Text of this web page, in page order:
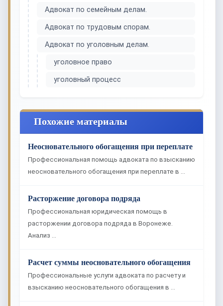
Адвокат по семейным делам.
Адвокат по трудовым спорам.
Адвокат по уголовным делам.
уголовное право
уголовный процесс
Похожие материалы
Неосновательного обогащения при переплате
Профессиональная помощь адвоката по взысканию
неосновательного обогащения при переплате в …
Расторжение договора подряда
Профессиональная юридическая помощь в
расторжении договора подряда в Воронеже.
Анализ …
Расчет суммы неосновательного обогащения
Профессиональные услуги адвоката по расчету и
взысканию неосновательного обогащения в …